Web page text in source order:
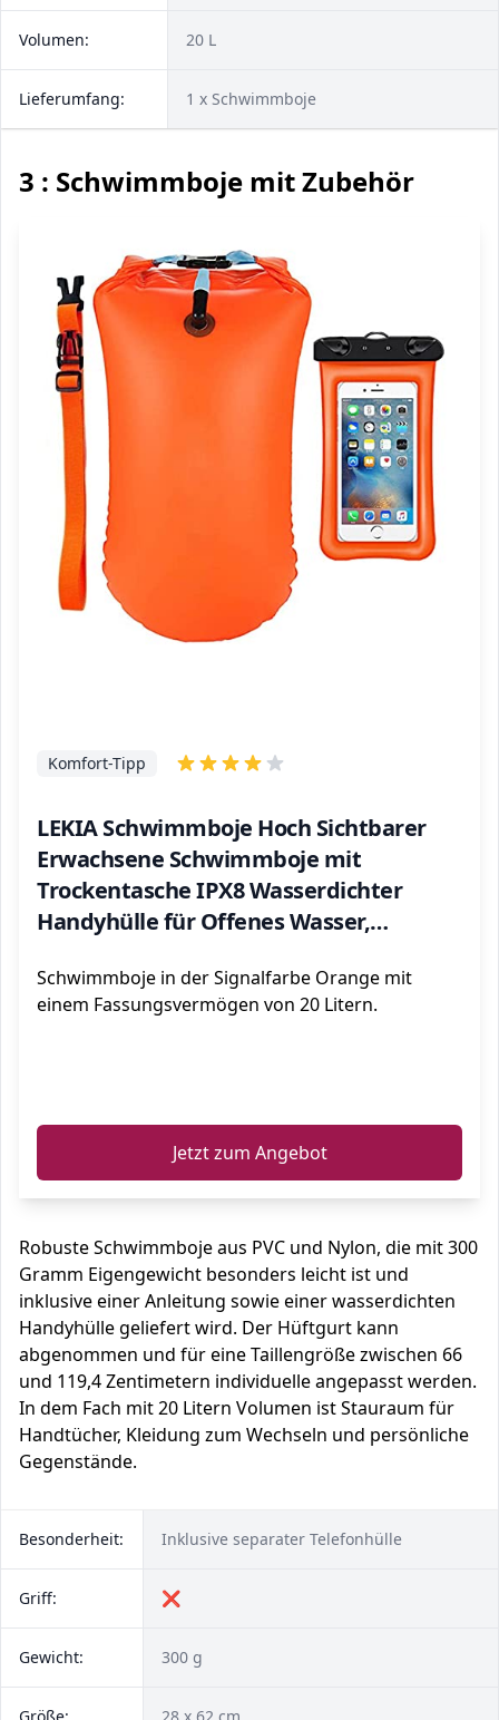
Volumen: 20 L
Lieferumfang: 1 x Schwimmboje
3 : Schwimmboje mit Zubehör
LEKIA Schwimmboje Hoch Sichtbarer
Erwachsene Schwimmboje mit
Trockentasche IPX8 Wasserdichter
Handyhülle für Offenes Wasser,
für Schwimmen, Triathlon, Schnorchler
Komfort-Tipp
Schwimmboje in der Signalfarbe Orange mit
einem Fassungsvermögen von 20 Litern.
Jetzt zum Angebot
Robuste Schwimmboje aus PVC und Nylon, die mit 300
Gramm Eigengewicht besonders leicht ist und
inklusive einer Anleitung sowie einer wasserdichten
Handyhülle geliefert wird. Der Hüftgurt kann
abgenommen und für eine Taillengröße zwischen 66
und 119,4 Zentimetern individuelle angepasst werden.
In dem Fach mit 20 Litern Volumen ist Stauraum für
Handtücher, Kleidung zum Wechseln und persönliche
Gegenstände.
Besonderheit: Inklusive separater Telefonhülle
Griff: ❌
Gewicht: 300 g